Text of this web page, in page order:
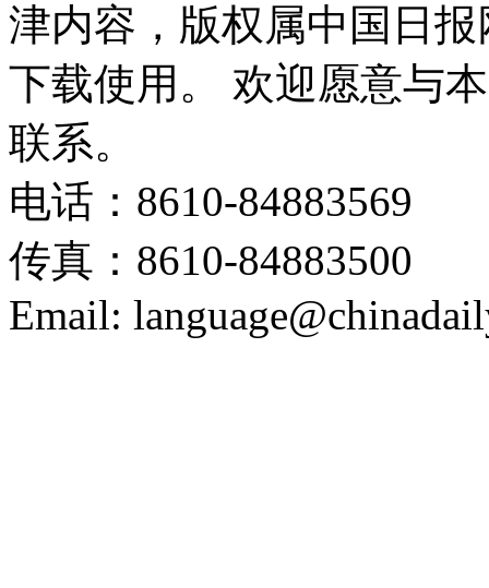
津内容，版权属中国日
下载使用。 欢迎愿意与
联系。
电话：8610-84883569
传真：8610-84883500
Email: